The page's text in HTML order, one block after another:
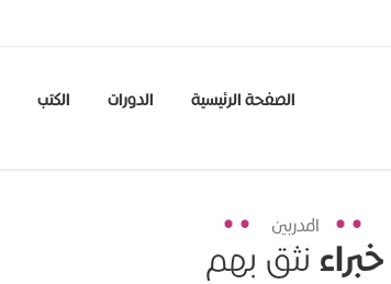
الصفحة الرئيسية الدورات الكتب
المدربين
خبراء نثق بهم